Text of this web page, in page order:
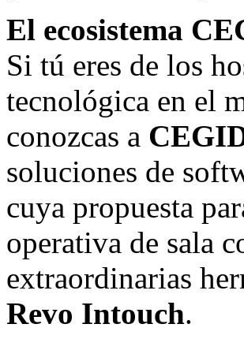
El ecosistema
Si tú eres de los
tecnológica en el
conozcas a
soluciones de
cuya propuesta
operativa de sala
extraordinarias
Revo Intouch.